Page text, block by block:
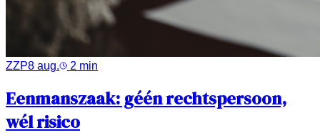
ZZP8 aug. 2 min
Eenmanszaak: géén rechtspersoon,
wél risico